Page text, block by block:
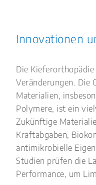
Innovationen
Die
Veränderungen. Die
Materialien,
Polymere, ist ein
Zukünftige
Kraftabgaben,
antimikrobielle
Studien prüfen die
Performance, um